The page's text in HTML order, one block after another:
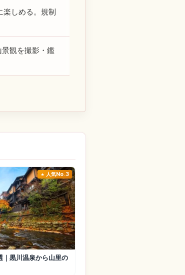
しめる。規制
観を撮影・鑑
人気No.3
黒川温泉から山里の